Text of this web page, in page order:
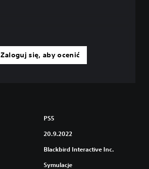
Zaloguj się, aby ocenić
PS5
20.9.2022
Blackbird Interactive Inc.
Symulacje